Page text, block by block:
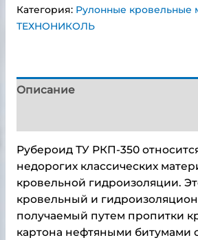
Категория: Рулонные кровельные
ТЕХНОНИКОЛЬ
Описание
Рубероид ТУ РКП-350
недорогих классических
кровельной гидроизоляции.
кровельный и
получаемый путем пропитки
картона нефтяными битумами